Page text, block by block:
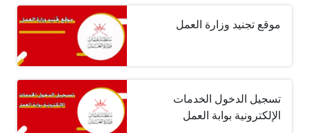
موقع تجنيد وزارة العمل
تسجيل الدخول الخدمات
الإلكترونية بوابة العمل